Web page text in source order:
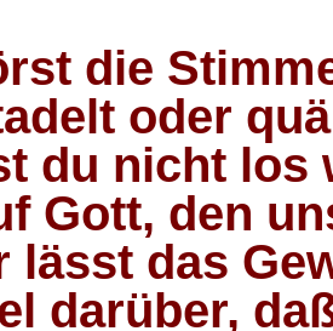
die
oder
du nicht los
Gott, den
lässt das
darüber,